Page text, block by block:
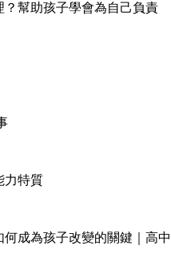
幫助孩子學會為自己負責
力特質
成為孩子改變的關鍵｜高中